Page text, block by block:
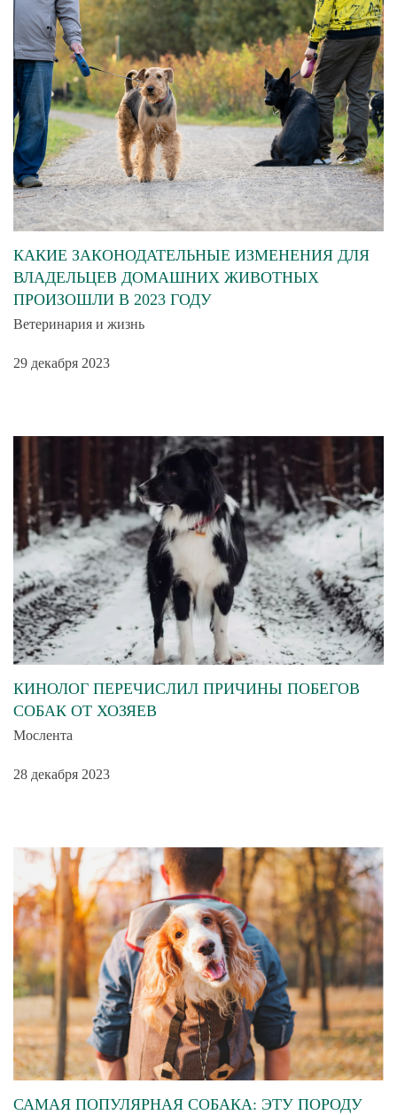
КАКИЕ ЗАКОНОДАТЕЛЬНЫЕ ИЗМЕНЕНИЯ ДЛЯ
ВЛАДЕЛЬЦЕВ ДОМАШНИХ ЖИВОТНЫХ
ПРОИЗОШЛИ В 2023 ГОДУ
Ветеринария и жизнь
29 декабря 2023
КИНОЛОГ ПЕРЕЧИСЛИЛ ПРИЧИНЫ ПОБЕГОВ
СОБАК ОТ ХОЗЯЕВ
Мослента
28 декабря 2023
САМАЯ ПОПУЛЯРНАЯ СОБАКА: ЭТУ ПОРОДУ